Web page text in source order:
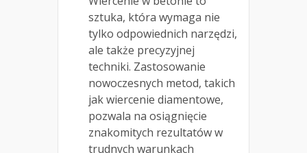
sztuka, która wymaga nie
tylko odpowiednich narzędzi,
ale także precyzyjnej
techniki. Zastosowanie
nowoczesnych metod, takich
jak wiercenie diamentowe,
pozwala na osiągnięcie
znakomitych rezultatów w
trudnych warunkach